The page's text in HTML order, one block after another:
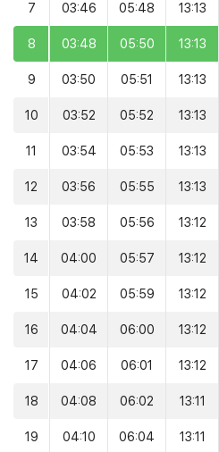
7 03:46 05:48 13:13
8 03:48 05:50 13:13
9 03:50 05:51 13:13
10 03:52 05:52 13:13
11 03:54 05:53 13:13
12 03:56 05:55 13:13
13 03:58 05:56 13:12
14 04:00 05:57 13:12
15 04:02 05:59 13:12
16 04:04 06:00 13:12
17 04:06 06:01 13:12
18 04:08 06:02 13:11
19 04:10 06:04 13:11